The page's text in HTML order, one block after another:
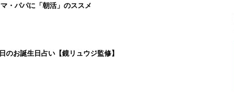
・パパに「朝活」のススメ
お誕生日占い【鏡リュウジ監修】